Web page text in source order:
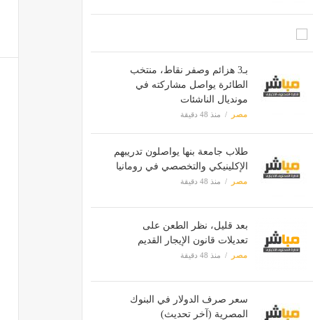
بـ3 هزائم وصفر نقاط، منتخب
الطائرة يواصل مشاركته في
مونديال الناشئات
مصر منذ 48 دقيقة
طلاب جامعة بنها يواصلون تدريبهم
الإكلينيكي والتخصصي في رومانيا
مصر منذ 48 دقيقة
بعد قليل، نظر الطعن على
تعديلات قانون الإيجار القديم
مصر منذ 48 دقيقة
سعر صرف الدولار في البنوك
المصرية (آخر تحديث)